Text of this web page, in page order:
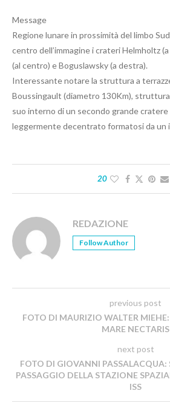
Message
Regione lunare in prossimità del limbo
centro dell’immagine i crateri Helmholtz
(al centro) e Boguslawsky (a destra).
Interessante notare la struttura a
Boussingault (diametro 130Km),
suo interno di un secondo grande
leggermente decentrato formatosi da un
20
REDAZIONE
Follow Author
previous post
FOTO DI MAURIZIO WALTER
MARE NECTARIS
next post
FOTO DI GIOVANNI
PASSAGGIO DELLA STAZIONE
ISS